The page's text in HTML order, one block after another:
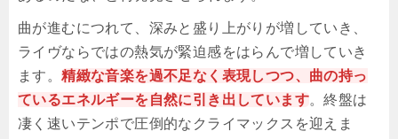
曲が進むにつれて、深みと盛り上がりが増していき、
ライヴならではの熱気が緊迫感をはらんで増していき
ます。精緻な音楽を過不足なく表現しつつ、曲の持っ
ているエネルギーを自然に引き出しています。終盤は
凄く速いテンポで圧倒的なクライマックスを迎えま